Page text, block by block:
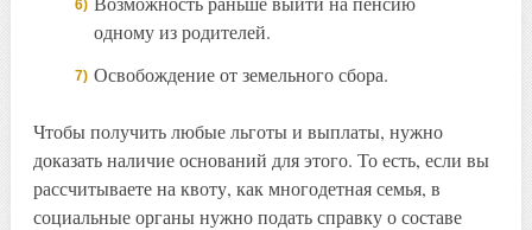
одному из родителей.
Освобождение от земельного сбора.
Чтобы получить любые льготы и выплаты, нужно
доказать наличие оснований для этого. То есть, если вы
рассчитываете на квоту, как многодетная семья, в
социальные органы нужно подать справку о составе